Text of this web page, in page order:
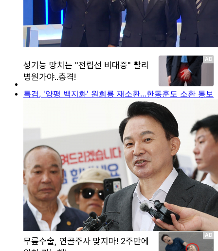
특검, '양평 백지화' 원희룡 재소환…한동훈도 소환 통보